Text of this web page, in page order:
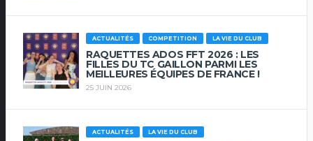
ACTUALITÉS COMPETITION LA VIE DU CLUB
RAQUETTES ADOS FFT 2026 : LES
FILLES DU TC GAILLON PARMI LES
MEILLEURES ÉQUIPES DE FRANCE !
25 JUIN 2026
ACTUALITÉS LA VIE DU CLUB